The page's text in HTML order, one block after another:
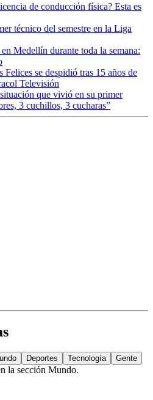
de conducción física? Esta es
técnico del semestre en la Liga
Medellín durante toda la semana:
se despidió tras 15 años de
Televisión
que vivió en su primer
3 cuchillos, 3 cucharas”
Deportes Tecnología Gente
la sección Mundo.